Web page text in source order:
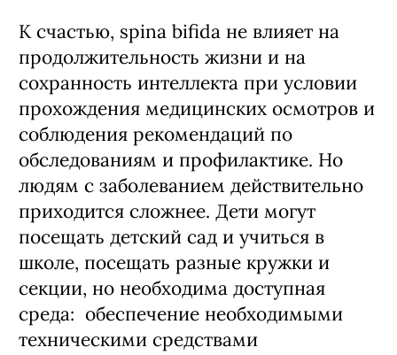
К счастью, spina bifida не влияет на
продолжительность жизни и на
сохранность интеллекта при условии
прохождения медицинских осмотров и
соблюдения рекомендаций по
обследованиям и профилактике. Но
людям с заболеванием действительно
приходится сложнее. Дети могут
посещать детский сад и учиться в
школе, посещать разные кружки и
секции, но необходима доступная
среда: обеспечение необходимыми
техническими средствами